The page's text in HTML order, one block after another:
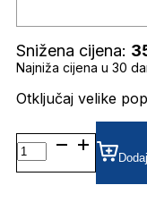
Snižena cijena:
Najniža cijena u 30
Otključaj velike
FE40146I
NAOČALE
FENDI